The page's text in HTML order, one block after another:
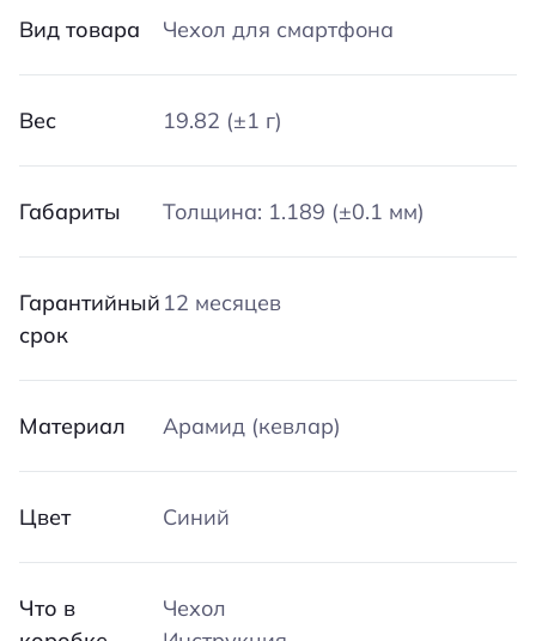
Вид товара Чехол для смартфона
Вес 19.82 (±1 г)
Габариты Толщина: 1.189 (±0.1 мм)
Гарантийный
срок
12 месяцев
Материал Арамид (кевлар)
Цвет Синий
Что в
Чехол